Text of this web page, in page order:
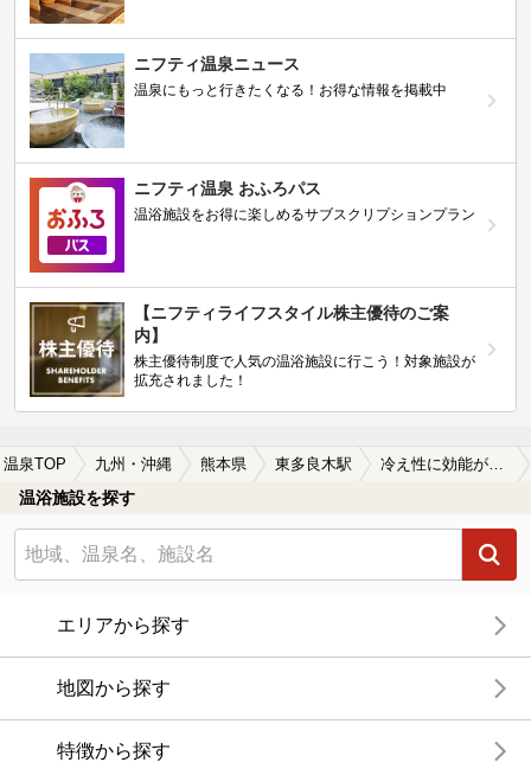
ニフティ温泉ニュース
温泉にもっと行きたくなる！お得な情報を掲載中
ニフティ温泉 おふろパス
温浴施設をお得に楽しめるサブスクリプションプラン
【ニフティライフスタイル株主優待のご案
内】
株主優待制度で人気の温浴施設に行こう！対象施設が
拡充されました！
温泉TOP 九州・沖縄 熊本県 東多良木駅 冷え性に効能がある東多良木駅近くの温泉、日帰り温泉、スーパー銭湯おすすめ
温浴施設を探す
エリアから探す
地図から探す
特徴から探す